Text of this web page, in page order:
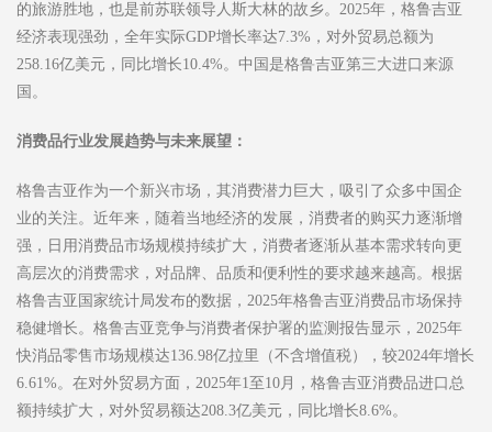
的旅游胜地，也是前苏联领导人斯大林的故乡。2025年，格鲁吉亚
经济表现强劲，全年实际GDP增长率达7.3%，对外贸易总额为
258.16亿美元，同比增长10.4%。中国是格鲁吉亚第三大进口来源
国。
消费品行业发展趋势与未来展望 ：
格鲁吉亚作为一个新兴市场，其消费潜力巨大，吸引了众多中国企
业的关注。近年来，随着当地经济的发展，消费者的购买力逐渐增
强，日用消费品市场规模持续扩大，消费者逐渐从基本需求转向更
高层次的消费需求，对品牌、品质和便利性的要求越来越高。根据
格鲁吉亚国家统计局发布的数据，2025年格鲁吉亚消费品市场保持
稳健增长。格鲁吉亚竞争与消费者保护署的监测报告显示，2025年
快消品零售市场规模达136.98亿拉里（不含增值税），较2024年增长
6.61%。在对外贸易方面，2025年1至10月，格鲁吉亚消费品进口总
额持续扩大，对外贸易额达208.3亿美元，同比增长8.6%。